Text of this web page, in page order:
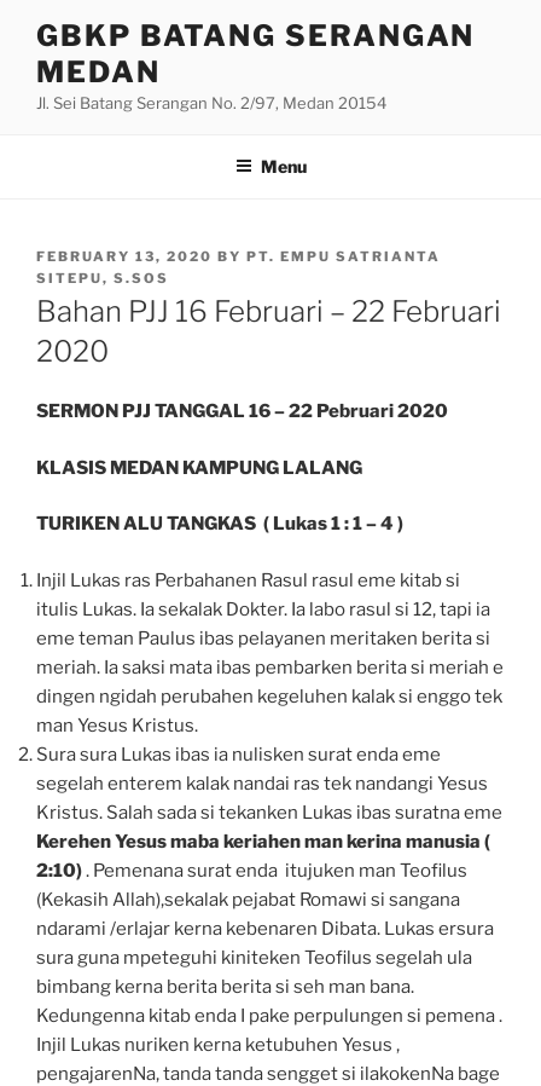
content
GBKP BATANG SERANGAN
MEDAN
Jl. Sei Batang Serangan No. 2/97, Medan 20154
Menu
POSTED
ON
FEBRUARY 13, 2020 BY PT. EMPU SATRIANTA
SITEPU, S.SOS
Bahan PJJ 16 Februari – 22 Februari
2020
SERMON PJJ TANGGAL 16 – 22 Pebruari 2020
KLASIS MEDAN KAMPUNG LALANG
TURIKEN ALU TANGKAS ( Lukas 1 : 1 – 4 )
Injil Lukas ras Perbahanen Rasul rasul eme kitab si
itulis Lukas. Ia sekalak Dokter. Ia labo rasul si 12, tapi ia
eme teman Paulus ibas pelayanen meritaken berita si
meriah. Ia saksi mata ibas pembarken berita si meriah e
dingen ngidah perubahen kegeluhen kalak si enggo tek
man Yesus Kristus.
Sura sura Lukas ibas ia nulisken surat enda eme
segelah enterem kalak nandai ras tek nandangi Yesus
Kristus. Salah sada si tekanken Lukas ibas suratna eme
Kerehen Yesus maba keriahen man kerina manusia (
2:10). Pemenana surat enda itujuken man Teofilus
(Kekasih Allah),sekalak pejabat Romawi si sangana
ndarami /erlajar kerna kebenaren Dibata. Lukas ersura
sura guna mpeteguhi kiniteken Teofilus segelah ula
bimbang kerna berita berita si seh man bana.
Kedungenna kitab enda I pake perpulungen si pemena .
Injil Lukas nuriken kerna ketubuhen Yesus ,
pengajarenNa, tanda tanda sengget si ilakokenNa bage